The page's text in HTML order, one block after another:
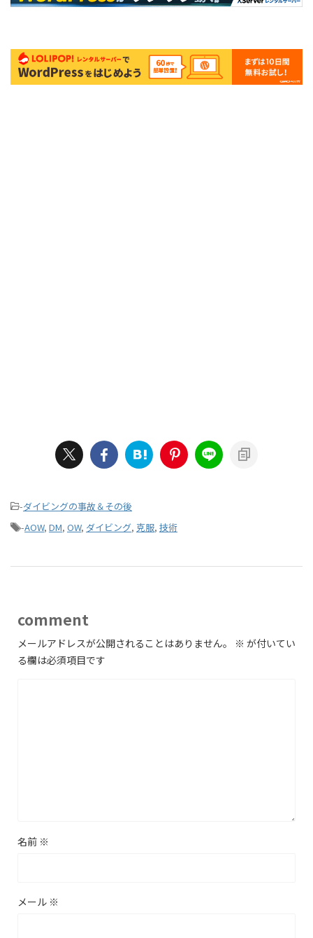
-ダイビングの事故＆その後
-AOW, DM, OW, ダイビング, 克服, 技術
comment
メールアドレスが公開されることはありません。 ※ が付いてい
る欄は必須項目です
名前 ※
メール ※